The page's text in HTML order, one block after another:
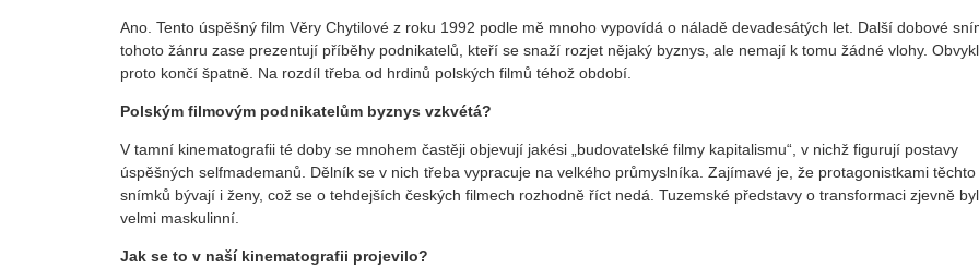
Ano. Tento úspěšný film Věry Chytilové z roku 1992 podle mě mnoho vypovídá o náladě devadesátých let. Další dobové
tohoto žánru zase prezentují příběhy podnikatelů, kteří se snaží rozjet nějaký byznys, ale nemají k tomu žádné vlohy.
proto končí špatně. Na rozdíl třeba od hrdinů polských filmů téhož období.
Polským filmovým podnikatelům byznys vzkvétá?
V tamní kinematografii té doby se mnohem častěji objevují jakési „budovatelské filmy kapitalismu“, v nichž figurují postavy
úspěšných selfmademanů. Dělník se v nich třeba vypracuje na velkého průmyslníka. Zajímavé je, že protagonistkami těchto
snímků bývají i ženy, což se o tehdejších českých filmech rozhodně říct nedá. Tuzemské představy o transformaci zjevně
velmi maskulinní.
Jak se to v naší kinematografii projevilo?